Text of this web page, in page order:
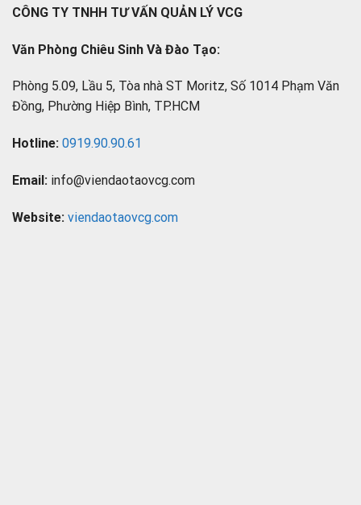
CÔNG TY TNHH TƯ VẤN QUẢN LÝ VCG
Văn Phòng Chiêu Sinh Và Đào Tạo:
Phòng 5.09, Lầu 5, Tòa nhà ST Moritz, Số 1014 Phạm Văn
Đồng, Phường Hiệp Bình, TP.HCM
Hotline: 0919.90.90.61
Email: info@viendaotaovcg.com
Website: viendaotaovcg.com